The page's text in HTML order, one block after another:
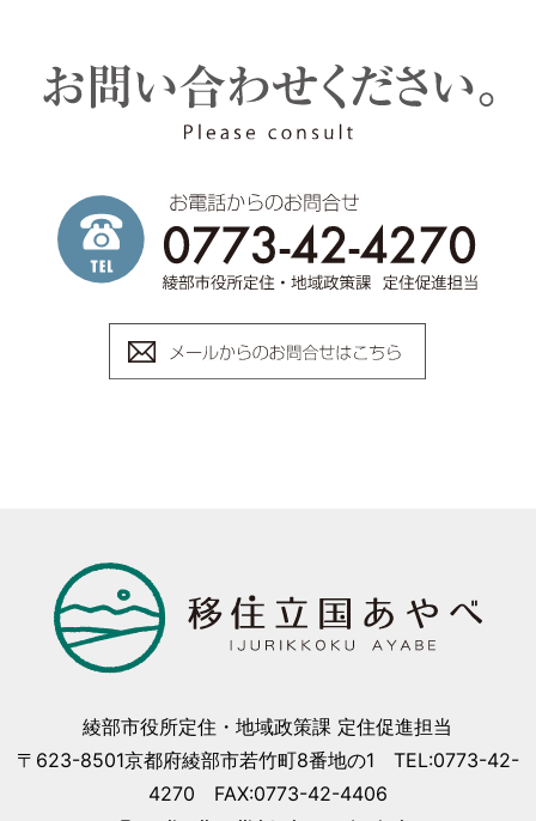
綾部市役所定住・地域政策課 定住促進担当
〒623-8501京都府綾部市若竹町8番地の1 TEL:0773-42-
4270 FAX:0773-42-4406